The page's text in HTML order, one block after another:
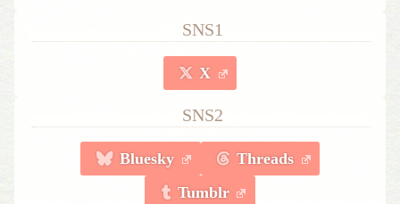
SNS1
X
SNS2
Bluesky
Threads
Tumblr